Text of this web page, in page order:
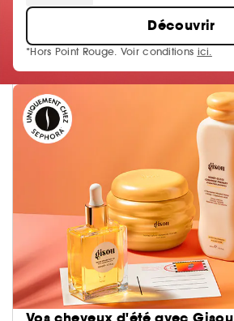
Découvrir
*Hors Point Rouge. Voir conditions ici.